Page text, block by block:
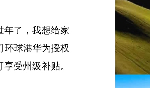
年了，我想给家
环球港华为授权
受州级补贴。